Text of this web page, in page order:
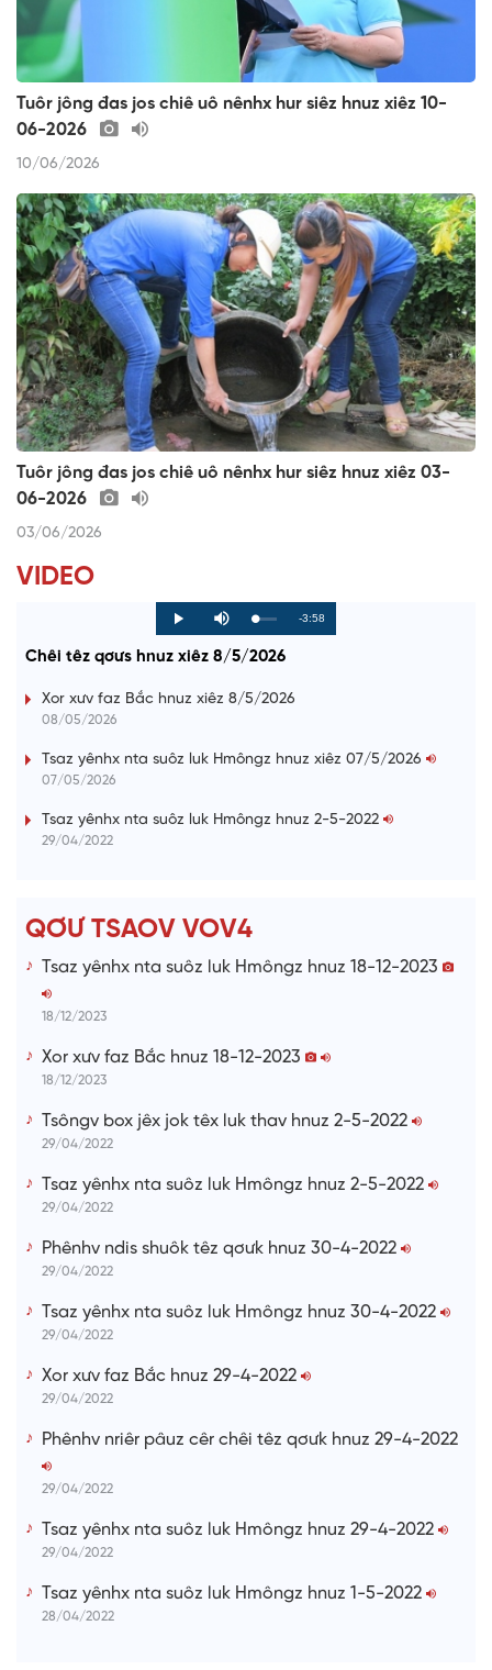
Tuôr jông đas jos chiê uô nênhx hur siêz hnuz xiêz 10-
06-2026
10/06/2026
Tuôr jông đas jos chiê uô nênhx hur siêz hnuz xiêz 03-
06-2026
03/06/2026
VIDEO
P
l
y
M
u
e
L
o
d
0
P
r
g
s
R
i
-3:58
Chêi têz qơưs hnuz xiêz 8/5/2026
Xor xưv faz Bắc hnuz xiêz 8/5/2026
08/05/2026
Tsaz yênhx nta suôz luk Hmôngz hnuz xiêz 07/5/2026
07/05/2026
Tsaz yênhx nta suôz luk Hmôngz hnuz 2-5-2022
29/04/2022
QƠƯ TSAOV VOV4
Tsaz yênhx nta suôz luk Hmôngz hnuz 18-12-2023
18/12/2023
Xor xưv faz Bắc hnuz 18-12-2023
18/12/2023
Tsôngv box jêx jok têx luk thav hnuz 2-5-2022
29/04/2022
Tsaz yênhx nta suôz luk Hmôngz hnuz 2-5-2022
29/04/2022
Phênhv ndis shuôk têz qơưk hnuz 30-4-2022
29/04/2022
Tsaz yênhx nta suôz luk Hmôngz hnuz 30-4-2022
29/04/2022
Xor xưv faz Bắc hnuz 29-4-2022
29/04/2022
Phênhv nriêr pâuz cêr chêi têz qơưk hnuz 29-4-2022
29/04/2022
Tsaz yênhx nta suôz luk Hmôngz hnuz 29-4-2022
29/04/2022
Tsaz yênhx nta suôz luk Hmôngz hnuz 1-5-2022
28/04/2022